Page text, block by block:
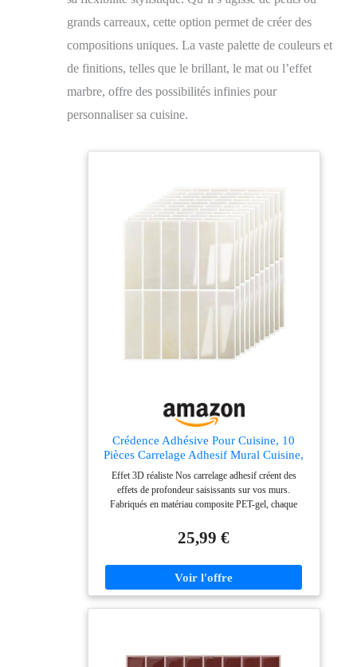
grands carreaux, cette option permet de créer des
compositions uniques. La vaste palette de couleurs et
de finitions, telles que le brillant, le mat ou l’effet
marbre, offre des possibilités infinies pour
personnaliser sa cuisine.
Crédence Adhésive Pour Cuisine, 10
Pièces Carrelage Adhesif Mural Cuisine,
Carrelage Adhesif Mural Salle de Bain,
3D Dalle Adhesive Murale Imperméable
(Beige, 22.9x29cm)
Effet 3D réaliste Nos carrelage adhesif créent des
effets de profondeur saisissants sur vos murs.
Fabriqués en matériau composite PET-gel, chaque
brillante et une texture agréable au toucher. Ces
carrelage adhesif mural cuisine sont résistants à l'eau, à
vos espaces. Dimensions parfaites Avec 10 carreaux de
22,9x29 cm chacun, ce carrelage adhesif mural salle de
maison. Installation facile La pose de ce carrelage
25,99 €